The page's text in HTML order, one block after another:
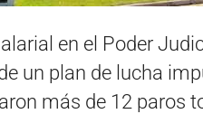
en el Poder
un plan de lucha
más de 12 paros